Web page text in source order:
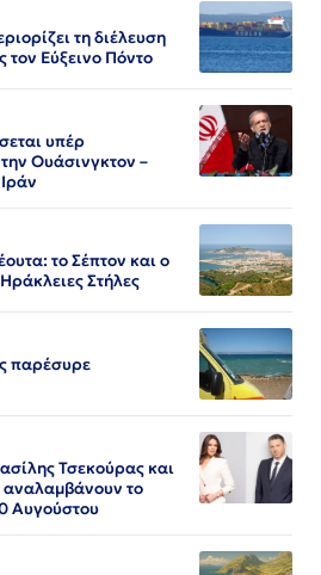
τη διέλευση
Εύξεινο Πόντο
υπέρ
Ουάσινγκτον –
το Σέπτον και ο
Στήλες
παρέσυρε
Τσεκούρας και
το
Αυγούστου